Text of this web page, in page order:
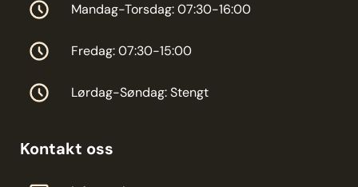
Mandag-Torsdag: 07:30-16:00
Fredag: 07:30-15:00
Lørdag-Søndag: Stengt
Kontakt oss